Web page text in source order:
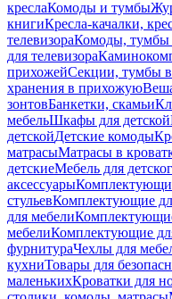
креслаКомоды и тумбы
книгиКресла-качалки,
телевизораКомоды, тумбы
для телевизора
прихожейСекции, тумбы
хранения в прихожую
зонтовБанкетки, скамьи
мебельШкафы для детской
детскойДетские комоды
матрасыМатрасы в
детскиеМебель для
аксессуары
стульевКомплектующие
для мебели
мебелиКомплектующие
фурнитураЧехлы для
кухниТовары для
маленькихКроватки для